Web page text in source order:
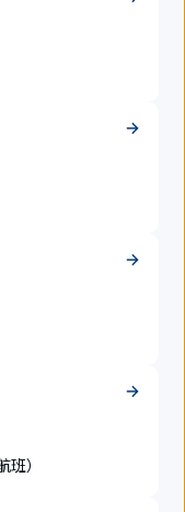
）